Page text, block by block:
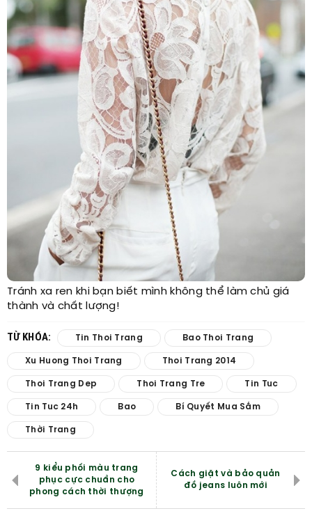
Tránh xa ren khi bạn biết mình không thể làm chủ giá
thành và chất lượng!
TỪ KHÓA: Tin Thoi Trang Bao Thoi Trang
Xu Huong Thoi Trang Thoi Trang 2014
Thoi Trang Dep Thoi Trang Tre Tin Tuc
Tin Tuc 24h Bao Bí Quyết Mua Sắm
Thời Trang
9 kiểu phối màu trang
phục cực chuẩn cho
phong cách thời thượng
Cách giặt và bảo quản
đồ jeans luôn mới